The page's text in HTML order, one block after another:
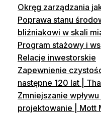
Okręg zarządzania
Poprawa stanu
bliźniakowi w skali
Program stażowy i
Relacje inwestorskie
Zapewnienie
następne 120 lat |
Zmniejszanie
projektowanie | Mott